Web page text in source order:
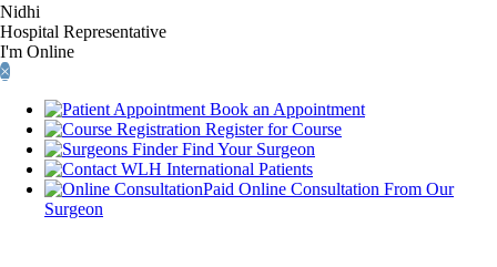
Nidhi
Hospital Representative
I'm Online
×
Book an Appointment
Register for Course
Find Your Surgeon
International Patients
Paid Online Consultation From Our
Surgeon